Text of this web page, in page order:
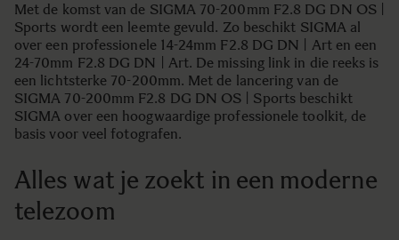
Met de komst van de SIGMA 70-200mm F2.8 DG DN OS |
Sports wordt een leemte gevuld. Zo beschikt SIGMA al
over een professionele 14-24mm F2.8 DG DN | Art en een
24-70mm F2.8 DG DN | Art. De missing link in die reeks is
een lichtsterke 70-200mm. Met de lancering van de
SIGMA 70-200mm F2.8 DG DN OS | Sports beschikt
SIGMA over een hoogwaardige professionele toolkit, de
basis voor veel fotografen.
Alles wat je zoekt in een moderne
telezoom